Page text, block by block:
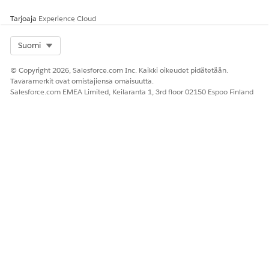
RATKAISIKO TÄMÄ ARTIKKELI ONGELMASI?
Anna palautetta, jotta voimme kehittyä!
Kyllä Ei
Tarjoaja Experience Cloud
Suomi
© Copyright 2026, Salesforce.com Inc. Kaikki oikeudet pidätetään.
Tavaramerkit ovat omistajiensa omaisuutta.
Salesforce.com EMEA Limited, Keilaranta 1, 3rd floor 02150 Espoo Finland